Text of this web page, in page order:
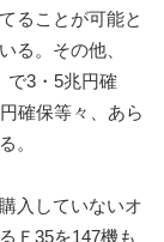
ることが可能と
る。その他、
で3・5兆円確
確保等々、あら
。
入していないオ
Ｆ35を147機も